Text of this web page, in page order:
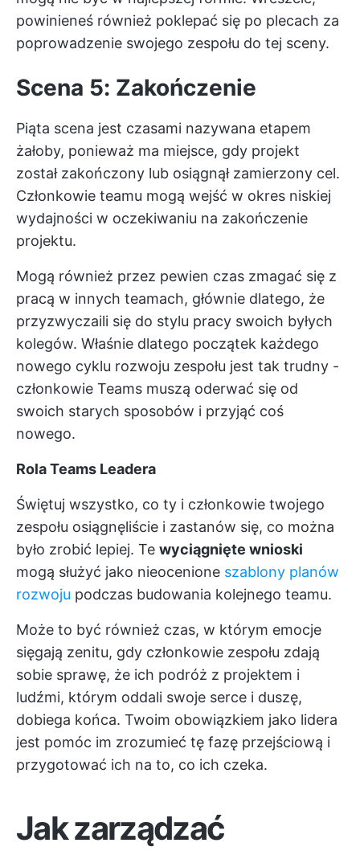
powinieneś również poklepać się po plecach za
poprowadzenie swojego zespołu do tej sceny.
Scena 5: Zakończenie
Piąta scena jest czasami nazywana etapem
żałoby, ponieważ ma miejsce, gdy projekt
został zakończony lub osiągnął zamierzony cel.
Członkowie teamu mogą wejść w okres niskiej
wydajności w oczekiwaniu na zakończenie
projektu.
Mogą również przez pewien czas zmagać się z
pracą w innych teamach, głównie dlatego, że
przyzwyczaili się do stylu pracy swoich byłych
kolegów. Właśnie dlatego początek każdego
nowego cyklu rozwoju zespołu jest tak trudny -
członkowie Teams muszą oderwać się od
swoich starych sposobów i przyjąć coś
nowego.
Rola Teams Leadera
Świętuj wszystko, co ty i członkowie twojego
zespołu osiągnęliście i zastanów się, co można
było zrobić lepiej. Te wyciągnięte wnioski
mogą służyć jako nieocenione szablony planów
rozwoju podczas budowania kolejnego teamu.
Może to być również czas, w którym emocje
sięgają zenitu, gdy członkowie zespołu zdają
sobie sprawę, że ich podróż z projektem i
ludźmi, którym oddali swoje serce i duszę,
dobiega końca. Twoim obowiązkiem jako lidera
jest pomóc im zrozumieć tę fazę przejściową i
przygotować ich na to, co ich czeka.
Jak zarządzać